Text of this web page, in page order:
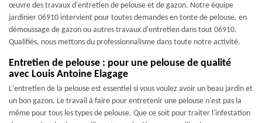
œuvre des travaux d'entretien de pelouse et de gazon. Notre équipe
jardinier 06910 intervient pour toutes demandes en tonte de pelouse, en
démoussage de gazon ou autres travaux d'entretien dans tout 06910.
Qualifiés, nous mettons du professionnalisme dans toute notre activité.
Entretien de pelouse : pour une pelouse de qualité
avec Louis Antoine Elagage
L'entretien de la pelouse est essentiel si vous voulez avoir un beau jardin et
un bon gazon. Le travail à faire pour entretenir une pelouse n'est pas la
même pour tous les types de pelouse. Que ce soit pour traiter l'infestation